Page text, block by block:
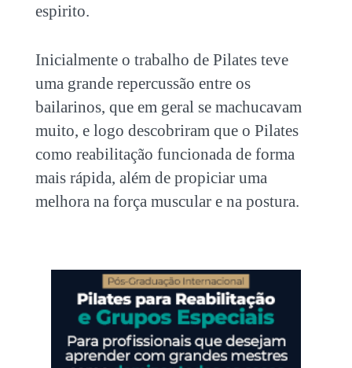
espirito.
Inicialmente o trabalho de Pilates teve
uma grande repercussão entre os
bailarinos, que em geral se machucavam
muito, e logo descobriram que o Pilates
como reabilitação funcionada de forma
mais rápida, além de propiciar uma
melhora na força muscular e na postura.